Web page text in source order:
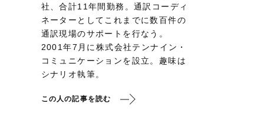
社、合計11年間勤務。通訳コーディ
ネーターとしてこれまでに数百件の
通訳現場のサポートを行なう。
2001年7月に株式会社テンナイン・
コミュニケーションを設立。趣味は
シナリオ執筆。
この人の記事を読む